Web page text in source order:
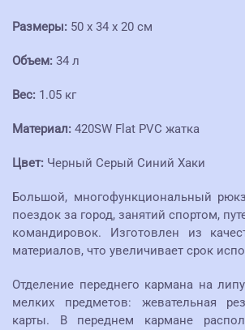
Размеры: 50 x 34 x 20 см
Объем: 34 л
Вес: 1.05 кг
Материал: 420SW Flat PVC жатка
Цвет: Черный Серый Синий Хаки
Большой, многофункциональный
поездок за город, занятий спортом,
командировок. Изготовлен из
материалов, что увеличивает срок
Отделение переднего кармана на
мелких предметов: жевательная
карты. В переднем кармане